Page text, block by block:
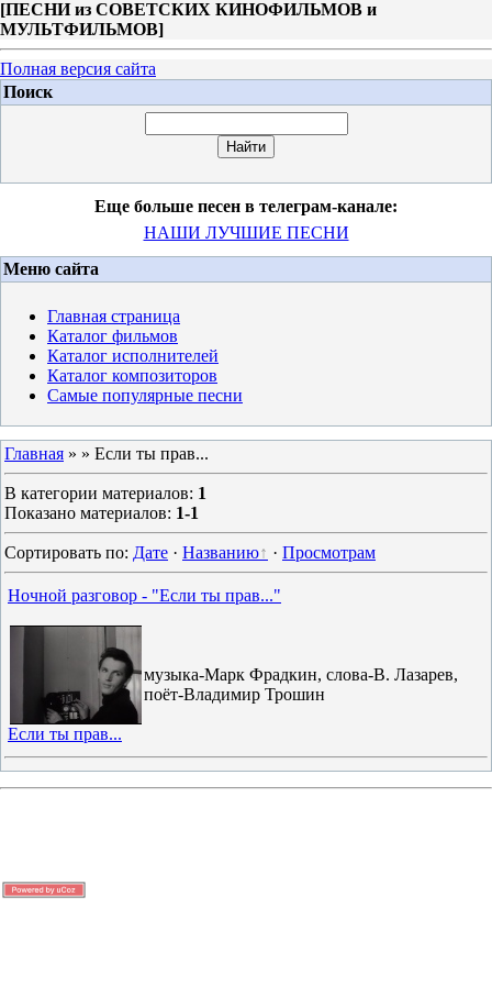
[ПЕСНИ из СОВЕТСКИХ КИНОФИЛЬМОВ и
МУЛЬТФИЛЬМОВ]
Полная версия сайта
Поиск
Еще больше песен в телеграм-канале:
НАШИ ЛУЧШИЕ ПЕСНИ
Меню сайта
Главная страница
Каталог фильмов
Каталог исполнителей
Каталог композиторов
Самые популярные песни
Главная » » Если ты прав...
В категории материалов: 1
Показано материалов: 1-1
Сортировать по: Дате · Названию · Просмотрам
Ночной разговор - "Если ты прав..."
музыка-Марк Фрадкин, слова-В. Лазарев,
поёт-Владимир Трошин
Если ты прав...